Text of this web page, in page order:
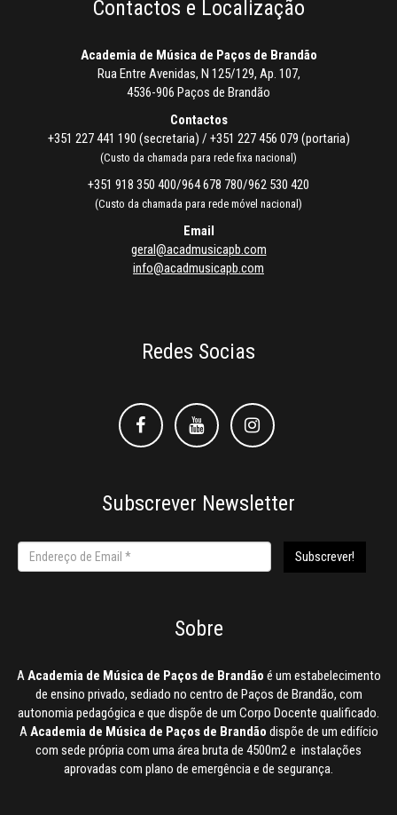
Contactos e Localização
Academia de Música de Paços de Brandão
Rua Entre Avenidas, N 125/129, Ap. 107,
4536-906 Paços de Brandão
Contactos
+351 227 441 190 (secretaria) / +351 227 456 079 (portaria)
(Custo da chamada para rede fixa nacional)
+351 918 350 400/964 678 780/962 530 420
(Custo da chamada para rede móvel nacional)
Email
geral@acadmusicapb.com
info@acadmusicapb.com
Redes Socias
FacebookFacebookInstagram
Subscrever Newsletter
Sobre
AAcademia de Música de Paços de Brandão é um estabelecimento
de ensino privado, sediado no centro de Paços de Brandão, com
autonomia pedagógica e que dispõe de um Corpo Docente qualificado.
AAcademia de Música de Paços de Brandão dispõe de um edifício
com sede própria com uma área bruta de 4500m2 e instalações
aprovadas com plano de emergência e de segurança.